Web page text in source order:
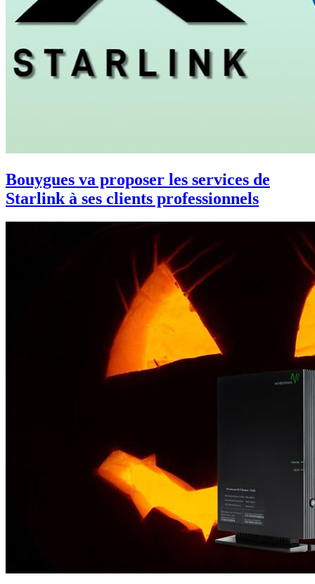
Bouygues va proposer les services de
Starlink à ses clients professionnels